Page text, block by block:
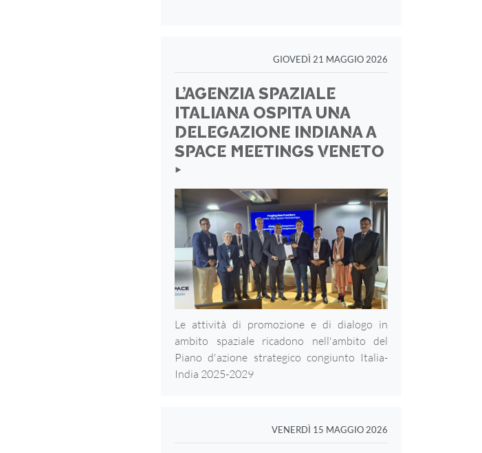
GIOVEDÌ 21 MAGGIO 2026
L’AGENZIA SPAZIALE
ITALIANA OSPITA UNA
DELEGAZIONE INDIANA A
SPACE MEETINGS VENETO
‣
Le attività di promozione e di dialogo in
ambito spaziale ricadono nell'ambito del
Piano d'azione strategico congiunto Italia-
India 2025-2029
VENERDÌ 15 MAGGIO 2026